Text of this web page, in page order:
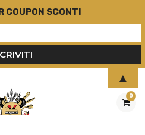
0
COUPON SCONTI
▲